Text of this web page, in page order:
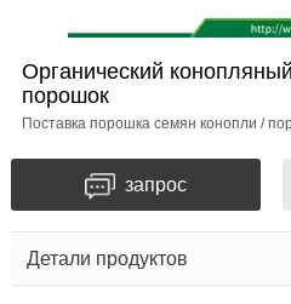
Органический
порошок
Поставка порошка семян конопли /
запрос
Детали продуктов